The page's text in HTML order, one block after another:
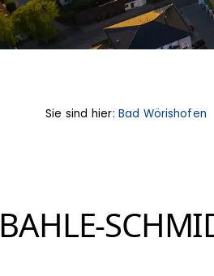
Sie sind hier: Bad Wörishofen
BAHLE-